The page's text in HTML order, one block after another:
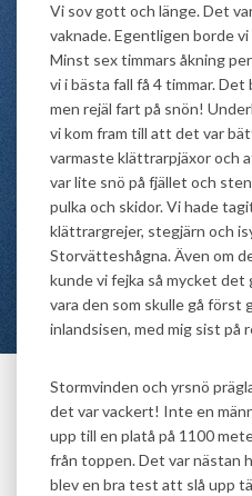
Vi sov gott och länge. Det
vaknade. Egentligen borde
Minst sex timmars åkning
vi i bästa fall få 4 timmar.
men rejäl fart på snön!
vi kom fram till att det var
varmaste klättrarpjäxor och
var lite snö på fjället och
pulka och skidor. Vi hade
klättrargrejer, stegjärn och
Storvätteshågna. Även om
kunde vi fejka så mycket det
vara den som skulle gå först
inlandsisen, med mig sist på
Stormvinden och yrsnö
det var vackert! Inte en
upp till en platå på 1100
från toppen. Det var nästan
blev en bra test att slå upp